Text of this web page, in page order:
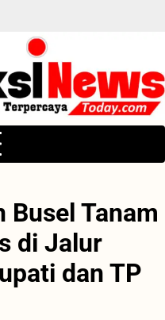
Busel Tanam
di Jalur
dan TP